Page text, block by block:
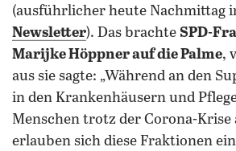
(ausführlicher heute Nachmittag
Newsletter). Das brachte SPD-
Marijke Höppner auf die Palme,
aus sie sagte: „Während an den
in den Krankenhäusern und
Menschen trotz der Corona-Krise
erlauben sich diese Fraktionen